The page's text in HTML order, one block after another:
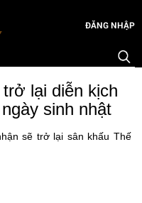
ĐĂNG NHẬP
lại diễn kịch
sinh nhật
sẽ trở lại sân khấu Thế